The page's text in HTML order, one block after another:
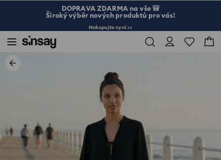
DOPRAVA ZDARMA na vše 🎒
Široký výběr nových produktů pro vás!
Nakupujte nyní >>